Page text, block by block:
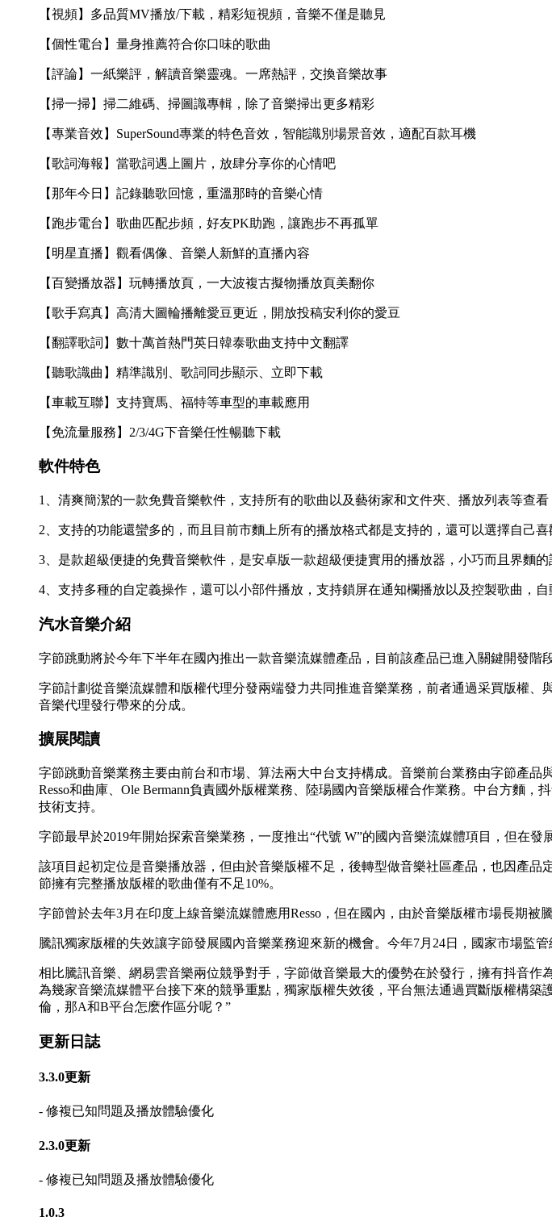
【視頻】多品質MV播放/下載，精彩短視頻，音樂不僅是聽見
【個性電台】量身推薦符合你口味的歌曲
【評論】一紙樂評，解讀音樂靈魂。一席熱評，交換音樂故事
【掃一掃】掃二維碼、掃圖識專輯，除了音樂掃出更多精彩
【專業音效】SuperSound專業的特色音效，智能識別場景音效，適配百款耳機
【歌詞海報】當歌詞遇上圖片，放肆分享你的心情吧
【那年今日】記錄聽歌回憶，重溫那時的音樂心情
【跑步電台】歌曲匹配步頻，好友PK助跑，讓跑步不再孤單
【明星直播】觀看偶像、音樂人新鮮的直播內容
【百變播放器】玩轉播放頁，一大波複古擬物播放頁美翻你
【歌手寫真】高清大圖輪播離愛豆更近，開放投稿安利你的愛豆
【翻譯歌詞】數十萬首熱門英日韓泰歌曲支持中文翻譯
【聽歌識曲】精準識別、歌詞同步顯示、立即下載
【車載互聯】支持寶馬、福特等車型的車載應用
【免流量服務】2/3/4G下音樂任性暢聽下載
軟件特色
1、清爽簡潔的一款免費音樂軟件，支持所有的歌曲以及藝術家和文件夾、播放列表等查看
2、支持的功能還蠻多的，而且目前市麵上所有的播放格式都是支持的，還可以選擇自己喜
3、是款超級便捷的免費音樂軟件，是安卓版一款超級便捷實用的播放器，小巧而且界麵的
4、支持多種的自定義操作，還可以小部件播放，支持鎖屏在通知欄播放以及控製歌曲，自
汽水音樂介紹
字節跳動將於今年下半年在國內推出一款音樂流媒體產品，目前該產品已進入關鍵開發階
字節計劃從音樂流媒體和版權代理分發兩端發力共同推進音樂業務，前者通過采買版權
音樂代理發行帶來的分成。
擴展閱讀
字節跳動音樂業務主要由前台和市場、算法兩大中台支持構成。音樂前台業務由字節產
Resso和曲庫、Ole Bermann負責國外版權業務、陸瑒國內音樂版權合作業務。中台方麵
技術支持。
字節最早於2019年開始探索音樂業務，一度推出“代號 W”的國內音樂流媒體項目，但在
該項目起初定位是音樂播放器，但由於音樂版權不足，後轉型做音樂社區產品，也因產品
節擁有完整播放版權的歌曲僅有不足10%。
字節曾於去年3月在印度上線音樂流媒體應用Resso，但在國內，由於音樂版權市場長期被
騰訊獨家版權的失效讓字節發展國內音樂業務迎來新的機會。今年7月24日，國家市場監
相比騰訊音樂、網易雲音樂兩位競爭對手，字節做音樂最大的優勢在於發行，擁有抖音
為幾家音樂流媒體平台接下來的競爭重點，獨家版權失效後，平台無法通過買斷版權構
倫，那A和B平台怎麽作區分呢？”
更新日誌
3.3.0更新
- 修複已知問題及播放體驗優化
2.3.0更新
- 修複已知問題及播放體驗優化
1.0.3